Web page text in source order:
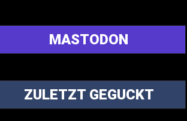
MASTODON
ZULETZT GEGUCKT